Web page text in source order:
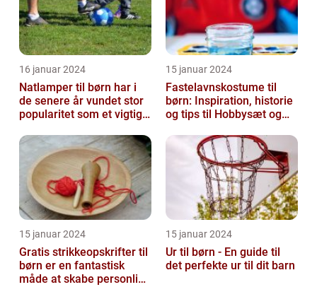
16 januar 2024
Natlamper til børn har i
de senere år vundet stor
popularitet som et vigtigt
børneværelset...
15 januar 2024
Fastelavnskostume til
børn: Inspiration, historie
og tips til Hobbysæt og
15 januar 2024
Gratis strikkeopskrifter til
børn er en fantastisk
måde at skabe personlige
15 januar 2024
Ur til børn - En guide til
det perfekte ur til dit barn